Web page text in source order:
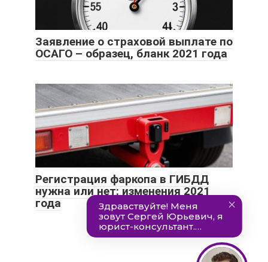
Заявление о страховой выплате по
ОСАГО – образец, бланк 2021 года
Регистрация фаркопа в ГИБДД
нужна или нет: изменения 2021
года